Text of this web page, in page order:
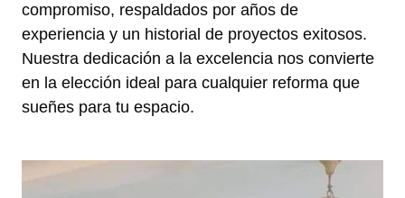
compromiso, respaldados por años de
experiencia y un historial de proyectos exitosos.
Nuestra dedicación a la excelencia nos convierte
en la elección ideal para cualquier reforma que
sueñes para tu espacio.